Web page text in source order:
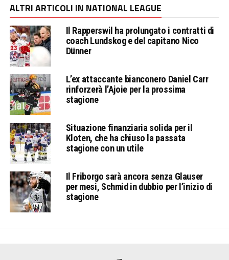
ALTRI ARTICOLI IN NATIONAL LEAGUE
Il Rapperswil ha prolungato i contratti di
coach Lundskog e del capitano Nico
Dünner
L’ex attaccante bianconero Daniel Carr
rinforzerà l’Ajoie per la prossima
stagione
Situazione finanziaria solida per il
Kloten, che ha chiuso la passata
stagione con un utile
Il Friborgo sarà ancora senza Glauser
per mesi, Schmid in dubbio per l’inizio di
stagione